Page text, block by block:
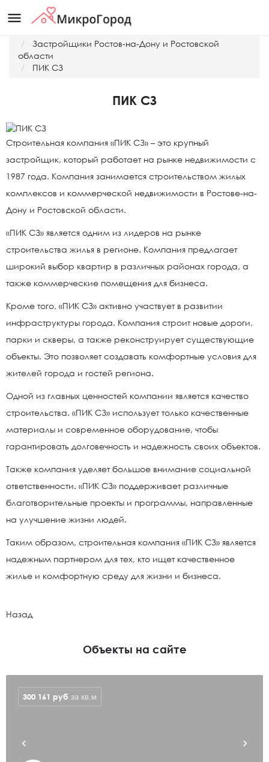
menu
Застройщики Ростов-на-Дону и Ростовской
области
ПИК СЗ
ПИК СЗ
Строительная компания «ПИК СЗ» – это крупный
застройщик, который работает на рынке недвижимости с
1987 года. Компания занимается строительством жилых
комплексов и коммерческой недвижимости в Ростове-на-
Дону и Ростовской области.
«ПИК СЗ» является одним из лидеров на рынке
строительства жилья в регионе. Компания предлагает
широкий выбор квартир в различных районах города, а
также коммерческие помещения для бизнеса.
Кроме того, «ПИК СЗ» активно участвует в развитии
инфраструктуры города. Компания строит новые дороги,
парки и скверы, а также реконструирует существующие
объекты. Это позволяет создавать комфортные условия для
жителей города и гостей региона.
Одной из главных ценностей компании является качество
строительства. «ПИК СЗ» использует только качественные
материалы и современное оборудование, чтобы
гарантировать долговечность и надежность своих объектов.
Также компания уделяет большое внимание социальной
ответственности. «ПИК СЗ» поддерживает различные
благотворительные проекты и программы, направленные
на улучшение жизни людей.
Таким образом, строительная компания «ПИК СЗ» является
надежным партнером для тех, кто ищет качественное
жилье и комфортную среду для жизни и бизнеса.
Назад
Объекты на сайте
300 161 руб за кв.м